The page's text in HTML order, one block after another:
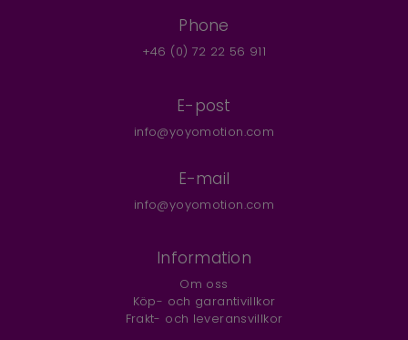
Phone
+46 (0) 72 22 56 911
E-post
info@yoyomotion.com
E-mail
info@yoyomotion.com
Information
Om oss
Köp- och garantivillkor
Frakt- och leveransvillkor